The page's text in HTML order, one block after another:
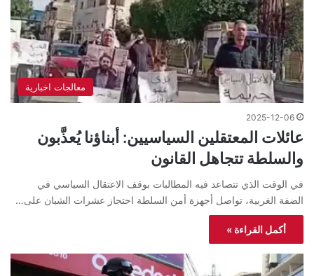
معالجات اخبارية
2025-12-06
عائلات المعتقلين السياسيين: أبناؤنا يُعذَّبون
والسلطة تتجاهل القانون
في الوقت الذي تتصاعد فيه المطالبات بوقف الاعتقال السياسي في
الضفة الغربية، تواصل أجهزة أمن السلطة احتجاز عشرات الشبان على…
أكمل القراءة »